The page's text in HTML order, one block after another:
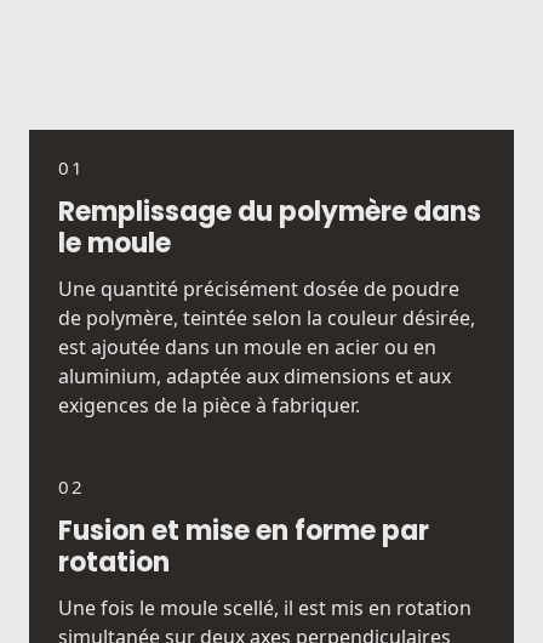
01
Remplissage du polymère dans
le moule
Une quantité précisément dosée de poudre
de polymère, teintée selon la couleur désirée,
est ajoutée dans un moule en acier ou en
aluminium, adaptée aux dimensions et aux
exigences de la pièce à fabriquer.
02
Fusion et mise en forme par
rotation
Une fois le moule scellé, il est mis en rotation
simultanée sur deux axes perpendiculaires